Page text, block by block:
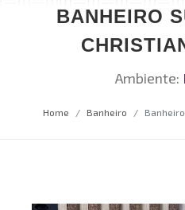
BANHEIRO
Ambiente:
Home Banheiro